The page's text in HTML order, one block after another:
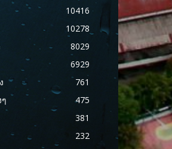
10416
10278
8029
6929
761
475
381
232